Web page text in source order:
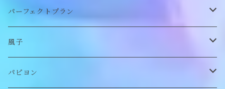
スヌード
チョーカー/ネックレス
バッグ
付け襟
bag/巾着
パンツ
ポーチ
bag/巾着
ピアス/イヤリング
リング
ピアス/イヤリング
ブローチ
パーフェクトプラン
ワンピース
トップス
風子
ぬいぐるみ
パピヨン